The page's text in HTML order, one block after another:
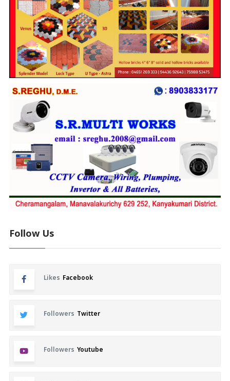
Follow Us
Likes Facebook
Followers Twitter
Followers Youtube